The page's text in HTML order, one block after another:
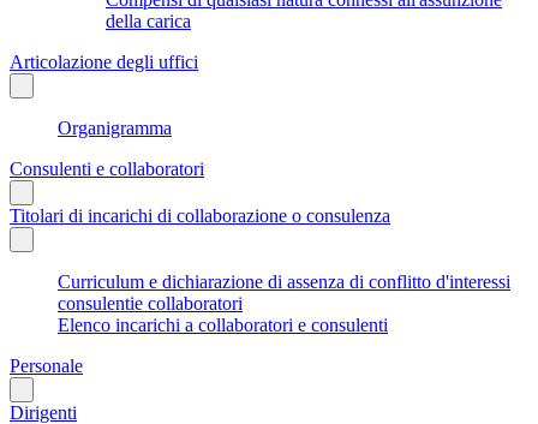
della carica
Articolazione degli uffici
Organigramma
Consulenti e collaboratori
Titolari di incarichi di collaborazione o consulenza
Curriculum e dichiarazione di assenza di conflitto d'interessi
consulentie collaboratori
Elenco incarichi a collaboratori e consulenti
Personale
Dirigenti